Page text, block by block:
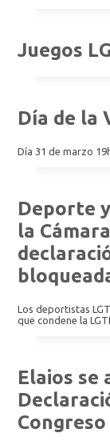
Juegos
Día de la
Día 31 de marzo
Deporte
la
Los deportistas
que condene la
Elaios se